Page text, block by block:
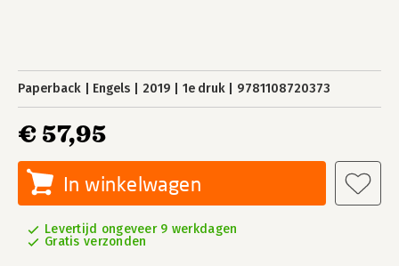
Paperback Engels 2019 1e druk 9781108720373
€ 57,95
In winkelwagen
Levertijd ongeveer 9 werkdagen
Gratis verzonden